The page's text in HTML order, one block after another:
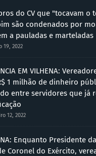
do CV que "tocavam o
são condenados por
a pauladas e marteladas
19, 2022
EM VILHENA:
1 milhão de dinheiro
entre servidores que já
12, 2022
Enquanto Presidente
Coronel do Exército,